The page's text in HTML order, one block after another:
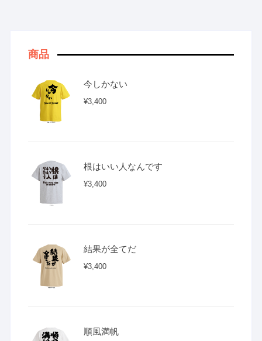
商品
今しかない
¥3,400
根はいい人なんです
¥3,400
結果が全てだ
¥3,400
順風満帆